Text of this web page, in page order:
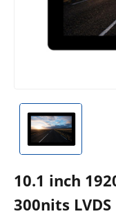
10.1 inch
300nits